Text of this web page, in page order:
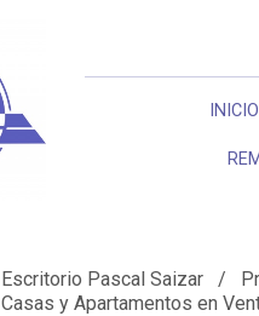
INICIO
Escritorio Pascal Saizar /
Casas y Apartamentos en